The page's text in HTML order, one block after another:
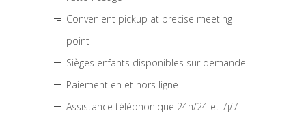
Convenient pickup at precise meeting
point
Sièges enfants disponibles sur demande.
Paiement en et hors ligne
Assistance téléphonique 24h/24 et 7j/7